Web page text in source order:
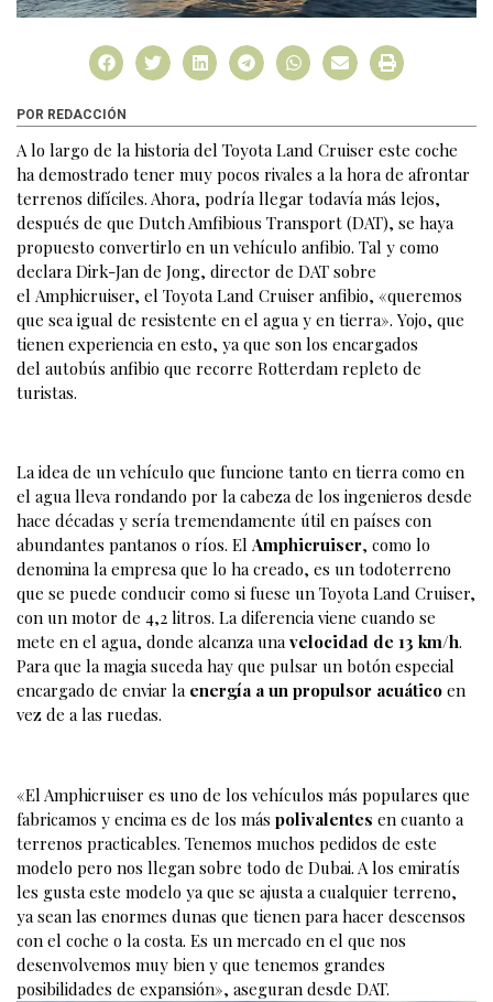
POR REDACCIÓN
A lo largo de la historia del Toyota Land Cruiser este coche
ha demostrado tener muy pocos rivales a la hora de afrontar
terrenos difíciles. Ahora, podría llegar todavía más lejos,
después de que Dutch Amfibious Transport (DAT), se haya
propuesto convertirlo en un vehículo anfibio. Tal y como
declara Dirk-Jan de Jong, director de DAT sobre
el Amphicruiser, el Toyota Land Cruiser anfibio, «queremos
que sea igual de resistente en el agua y en tierra». Yojo, que
tienen experiencia en esto, ya que son los encargados
del autobús anfibio que recorre Rotterdam repleto de
turistas.
La idea de un vehículo que funcione tanto en tierra como en
el agua lleva rondando por la cabeza de los ingenieros desde
hace décadas y sería tremendamente útil en países con
abundantes pantanos o ríos. El Amphicruiser, como lo
denomina la empresa que lo ha creado, es un todoterreno
que se puede conducir como si fuese un Toyota Land Cruiser,
con un motor de 4,2 litros. La diferencia viene cuando se
mete en el agua, donde alcanza unavelocidad de 13 km/h.
Para que la magia suceda hay que pulsar un botón especial
encargado de enviar la energía a un propulsor acuático en
vez de a las ruedas.
«El Amphicruiser es uno de los vehículos más populares que
fabricamos y encima es de los más polivalentes en cuanto a
terrenos practicables. Tenemos muchos pedidos de este
modelo pero nos llegan sobre todo de Dubai. A los emiratís
les gusta este modelo ya que se ajusta a cualquier terreno,
ya sean las enormes dunas que tienen para hacer descensos
con el coche o la costa. Es un mercado en el que nos
desenvolvemos muy bien y que tenemos grandes
posibilidades de expansión», aseguran desde DAT.